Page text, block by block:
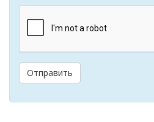
Отправить